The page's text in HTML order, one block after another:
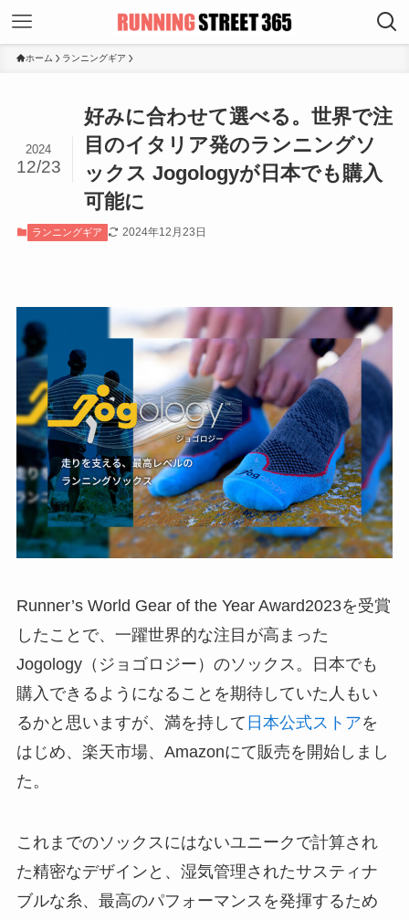
ホーム ランニングギア
好みに合わせて選べる。世界で注
目のイタリア発のランニングソ
ックス Jogologyが日本でも購入
可能に
2024
12/23
ランニングギア 2024年12月23日
Runner’s World Gear of the Year Award2023を受賞
したことで、一躍世界的な注目が高まった
Jogology（ジョゴロジー）のソックス。日本でも
購入できるようになることを期待していた人もい
るかと思いますが、満を持して 日本公式ストアを
はじめ、楽天市場、Amazonにて販売を開始しまし
た。
これまでのソックスにはないユニークで計算され
た精密なデザインと、湿気管理されたサスティナ
ブルな糸、最高のパフォーマンスを発揮するため